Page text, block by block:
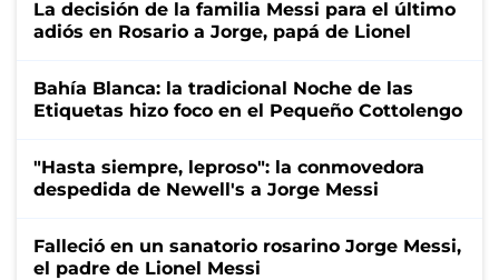
La decisión de la familia Messi para el último
adiós en Rosario a Jorge, papá de Lionel
Bahía Blanca: la tradicional Noche de las
Etiquetas hizo foco en el Pequeño Cottolengo
"Hasta siempre, leproso": la conmovedora
despedida de Newell's a Jorge Messi
Falleció en un sanatorio rosarino Jorge Messi,
el padre de Lionel Messi